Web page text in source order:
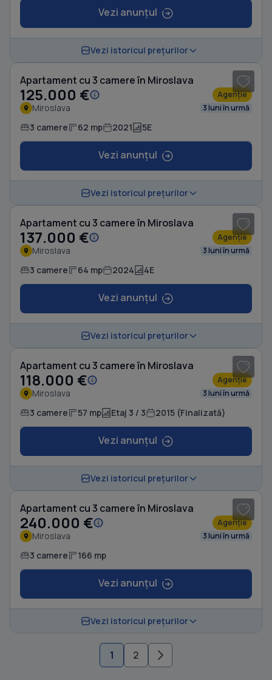
Vezi anunțul
Vezi istoricul prețurilor
Apartament cu 3 camere în Miroslava
125.000 € Agenție
Miroslava 3 luni în urmă
3 camere 62 mp 2021 5E
Vezi anunțul
Vezi istoricul prețurilor
Apartament cu 3 camere în Miroslava
137.000 € Agenție
Miroslava 3 luni în urmă
3 camere 64 mp 2024 4E
Vezi anunțul
Vezi istoricul prețurilor
Apartament cu 3 camere în Miroslava
118.000 € Agenție
Miroslava 3 luni în urmă
3 camere 57 mp Etaj 3 / 3 2015 (Finalizată)
Vezi anunțul
Vezi istoricul prețurilor
Apartament cu 3 camere în Miroslava
240.000 € Agenție
Miroslava 3 luni în urmă
3 camere 166 mp
Vezi anunțul
Vezi istoricul prețurilor
1 2